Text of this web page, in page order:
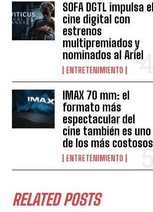
SOFA DGTL impulsa el
cine digital con
estrenos
multipremiados y
nominados al Ariel
ENTRETENIMIENTO
IMAX 70 mm: el
formato más
espectacular del
cine también es uno
de los más costosos
ENTRETENIMIENTO
RELATED POSTS